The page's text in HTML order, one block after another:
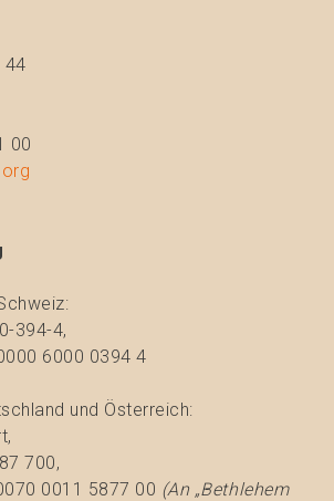
44
00
394-4,
6000 0394 4
und Österreich:
700,
0011 5877 00 (An „Bethlehem